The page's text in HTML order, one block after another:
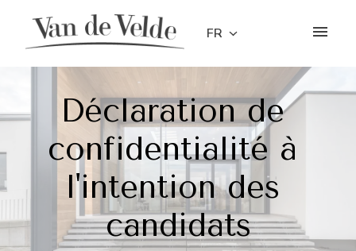
contenu
Page d'accueil FR
Déclaration de
confidentialité à
l'intention des
candidats